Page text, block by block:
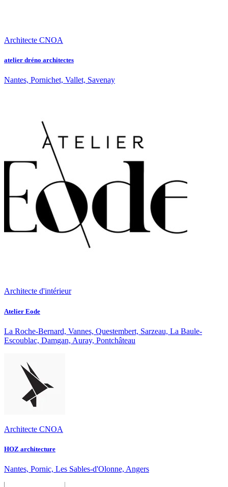
Architecte CNOA
atelier dréno architectes
Nantes, Pornichet, Vallet, Savenay
Architecte d'intérieur
Atelier Eode
La Roche-Bernard, Vannes, Questembert, Sarzeau, La Baule-
Escoublac, Damgan, Auray, Pontchâteau
Architecte CNOA
HOZ architecture
Nantes, Pornic, Les Sables-d'Olonne, Angers